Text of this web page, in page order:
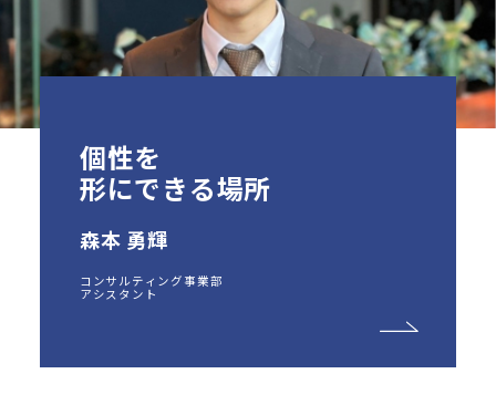
個性を
形にできる場所
森本 勇輝
コンサルティング事業部
アシスタント